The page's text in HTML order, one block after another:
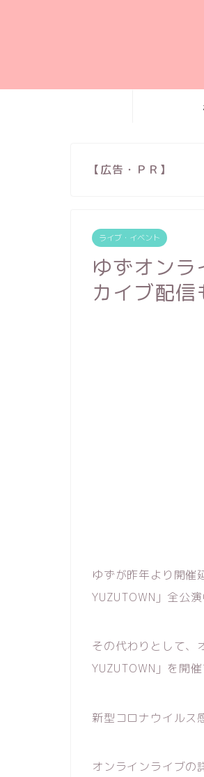
【広告・ＰＲ】
ライブ・イベント
ゆずオン
カイブ配信
ゆずが昨年より開催
YUZUTOWN」全公演
その代わりとして、
YUZUTOWN」を開
新型コロナウイルス
オンラインライブの